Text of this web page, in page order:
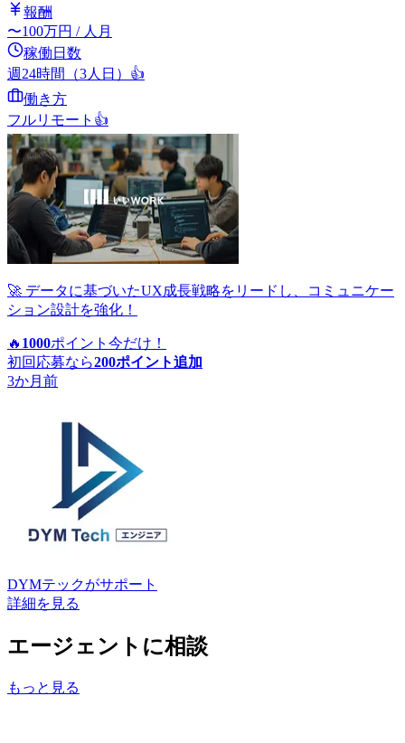
報酬
〜100万円 / 人月
稼働日数
週24時間（3人日） 👍
働き方
フルリモート 👍
🚀 データに基づいたUX成長戦略をリードし、コミュニケー
ション設計を強化！
🔥 1000ポイント 今だけ！
初回応募なら200ポイント追加
3か月前
DYMテックがサポート
詳細を見る
エージェントに相談
もっと見る